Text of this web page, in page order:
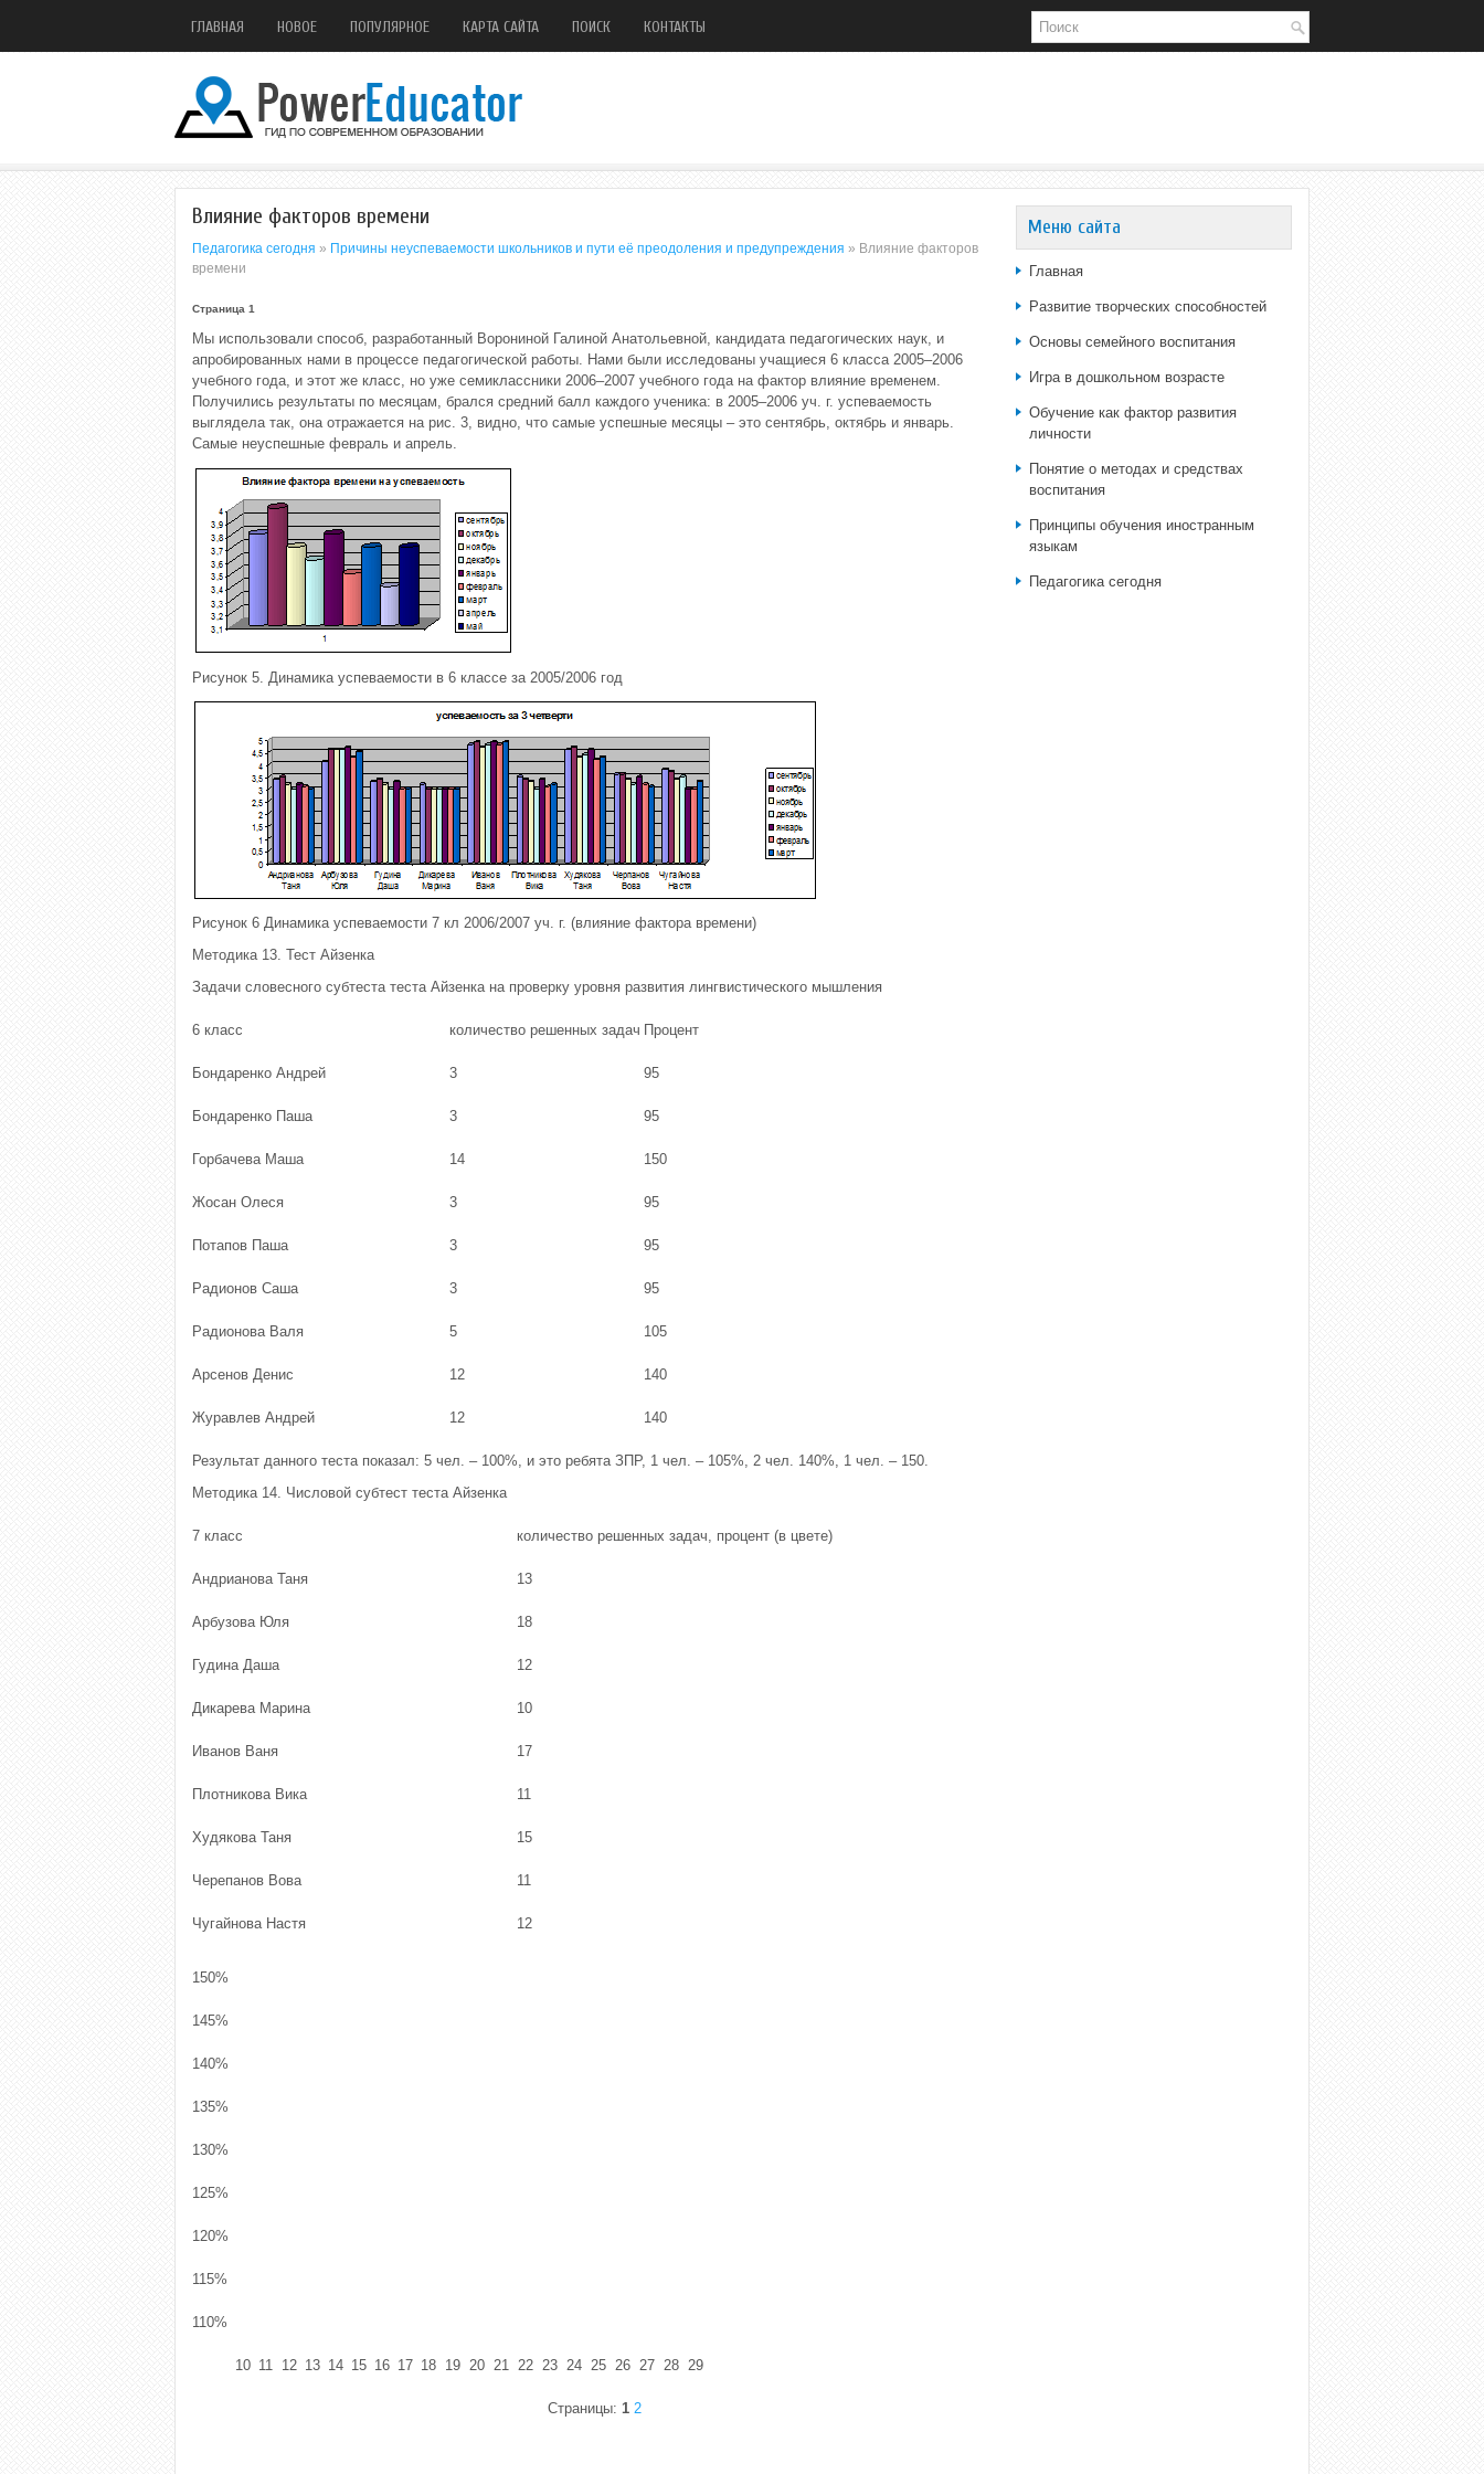
ГЛАВНАЯ НОВОЕ ПОПУЛЯРНОЕ КАРТА САЙТА ПОИСК КОНТАКТЫ
Влияние факторов времени
Педагогика сегодня » Причины неуспеваемости школьников и пути её преодоления и предупреждения » Влияние факторов
времени
Страница 1
Мы использовали способ, разработанный Ворониной Галиной Анатольевной, кандидата педагогических наук, и
апробированных нами в процессе педагогической работы. Нами были исследованы учащиеся 6 класса 2005–2006
учебного года, и этот же класс, но уже семиклассники 2006–2007 учебного года на фактор влияние временем.
Получились результаты по месяцам, брался средний балл каждого ученика: в 2005–2006 уч. г. успеваемость
выглядела так, она отражается на рис. 3, видно, что самые успешные месяцы – это сентябрь, октябрь и январь.
Самые неуспешные февраль и апрель.
Рисунок 5. Динамика успеваемости в 6 классе за 2005/2006 год
Рисунок 6 Динамика успеваемости 7 кл 2006/2007 уч. г. (влияние фактора времени)
Методика 13. Тест Айзенка
Задачи словесного субтеста теста Айзенка на проверку уровня развития лингвистического мышления
6 класс количество решенных задач Процент
Бондаренко Андрей 3 95
Бондаренко Паша 3 95
Горбачева Маша 14 150
Жосан Олеся 3 95
Потапов Паша 3 95
Радионов Саша 3 95
Радионова Валя 5 105
Арсенов Денис 12 140
Журавлев Андрей 12 140
Результат данного теста показал: 5 чел. – 100%, и это ребята ЗПР, 1 чел. – 105%, 2 чел. 140%, 1 чел. – 150.
Методика 14. Числовой субтест теста Айзенка
7 класс количество решенных задач, процент (в цвете)
Андрианова Таня 13
Арбузова Юля 18
Гудина Даша 12
Дикарева Марина 10
Иванов Ваня 17
Плотникова Вика 11
Худякова Таня 15
Черепанов Вова 11
Чугайнова Настя 12
150%
145%
140%
135%
130%
125%
120%
115%
110%
10 11 12 13 14 15 16 17 18 19 20 21 22 23 24 25 26 27 28 29
Страницы: 1 2
Меню сайта
Главная
Развитие творческих способностей
Основы семейного воспитания
Игра в дошкольном возрасте
Обучение как фактор развития
личности
Понятие о методах и средствах
воспитания
Принципы обучения иностранным
языкам
Педагогика сегодня